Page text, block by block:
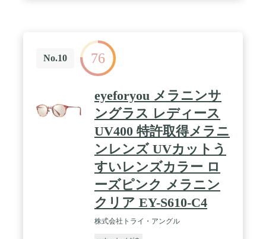
No.10 76
eyeforyou メラニンサ
ングラス レディース
UV400 特許取得メラニ
ンレンズ UVカットう
すいレンズカラー ロ
ーズピンク メラニン
クリア EY-S610-C4
株式会社トライ・アングル